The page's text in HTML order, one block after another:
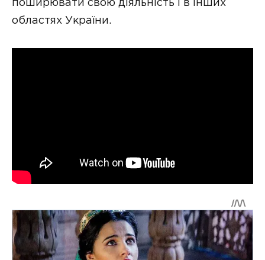
поширювати свою діяльність і в інших
областях України.